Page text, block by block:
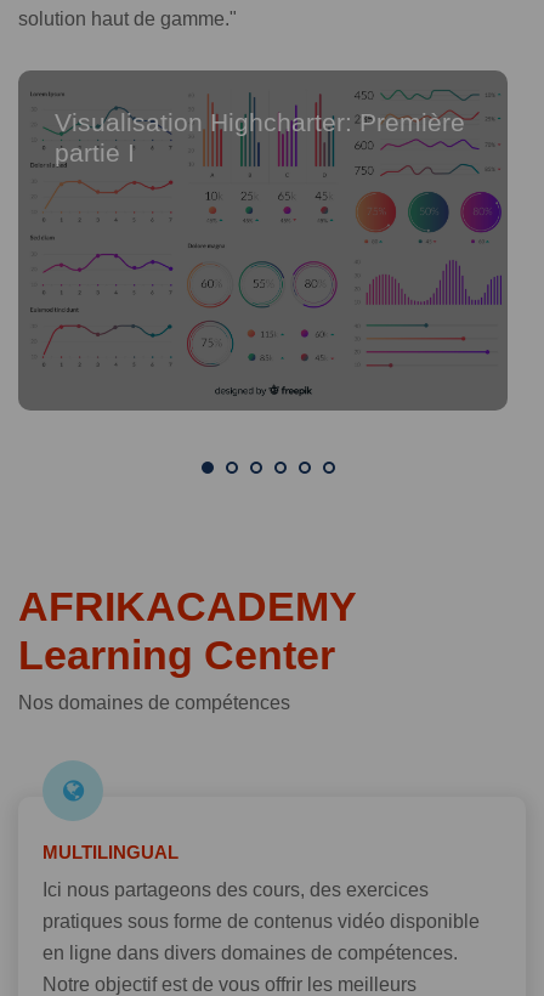
solution haut de gamme."
Visualisation Highcharter: Première
partie I
AFRIKACADEMY
Learning Center
Nos domaines de compétences
MULTILINGUAL
Ici nous partageons des cours, des exercices
pratiques sous forme de contenus vidéo disponible
en ligne dans divers domaines de compétences.
Notre objectif est de vous offrir les meilleurs